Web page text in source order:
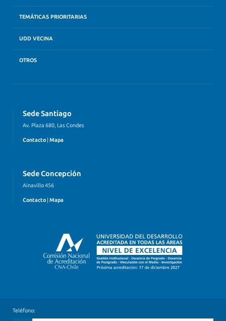
TEMÁTICAS PRIORITARIAS
UDD VECINA
OTROS
Sede Santiago
Av. Plaza 680, Las Condes
Contacto Mapa
Sede Concepción
Ainavillo 456
Contacto | Mapa
Teléfono: